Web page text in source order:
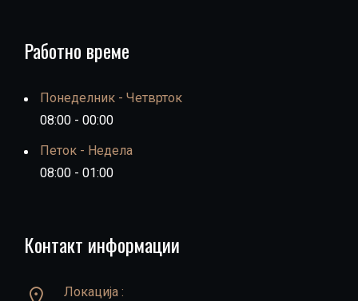
Работно време
Понеделник - Четврток
08:00 - 00:00
Петок - Недела
08:00 - 01:00
Контакт информации
Локација :